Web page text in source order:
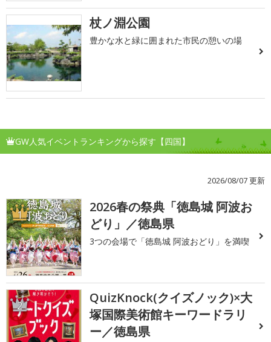
杖ノ淵公園
豊かな水と緑に囲まれた市民の憩いの場
GW人気イベントランキングから探す【四国】
2026/08/07 更新
1
2026春の祭典「徳島城 阿波お
どり」／徳島県
3つの会場で「徳島城 阿波おどり」を満喫
2
QuizKnock(クイズノック)×大
塚国際美術館キーワードラリ
ー／徳島県